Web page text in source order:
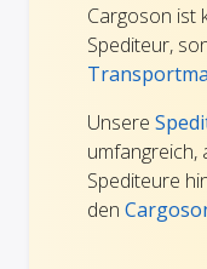
Cargoson ist
Spediteur,
Unsere
umfangreich,
Spediteure
den